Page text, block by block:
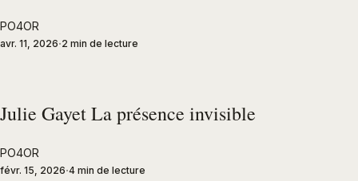
PO4OR
avr. 11, 2026 2 min de lecture
Julie Gayet La présence invisible
PO4OR
févr. 15, 2026 4 min de lecture